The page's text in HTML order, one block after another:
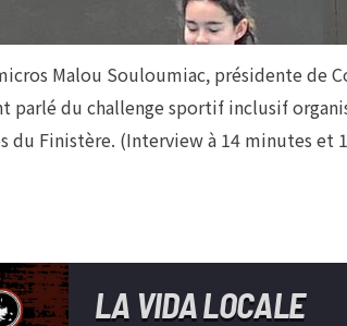
Malou Souloumiac, présidente de
parlé du challenge sportif inclusif
Finistère. (Interview à 14 minutes et
LA VIDA LOCALE